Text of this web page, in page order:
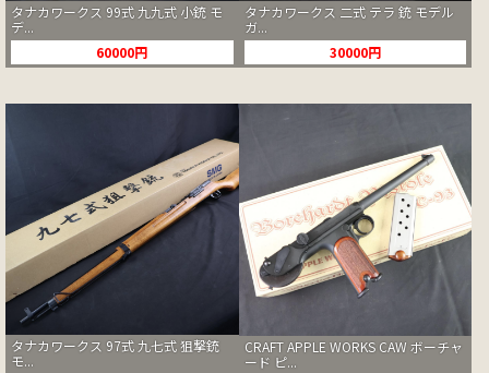
タナカワークス 99式 九九式 小銃 モ
デ...
60000円
タナカワークス 二式 テラ 銃 モデル
ガ...
30000円
タナカワークス 97式 九七式 狙撃銃
モ...
CRAFT APPLE WORKS CAW ボーチャ
ード ピ...